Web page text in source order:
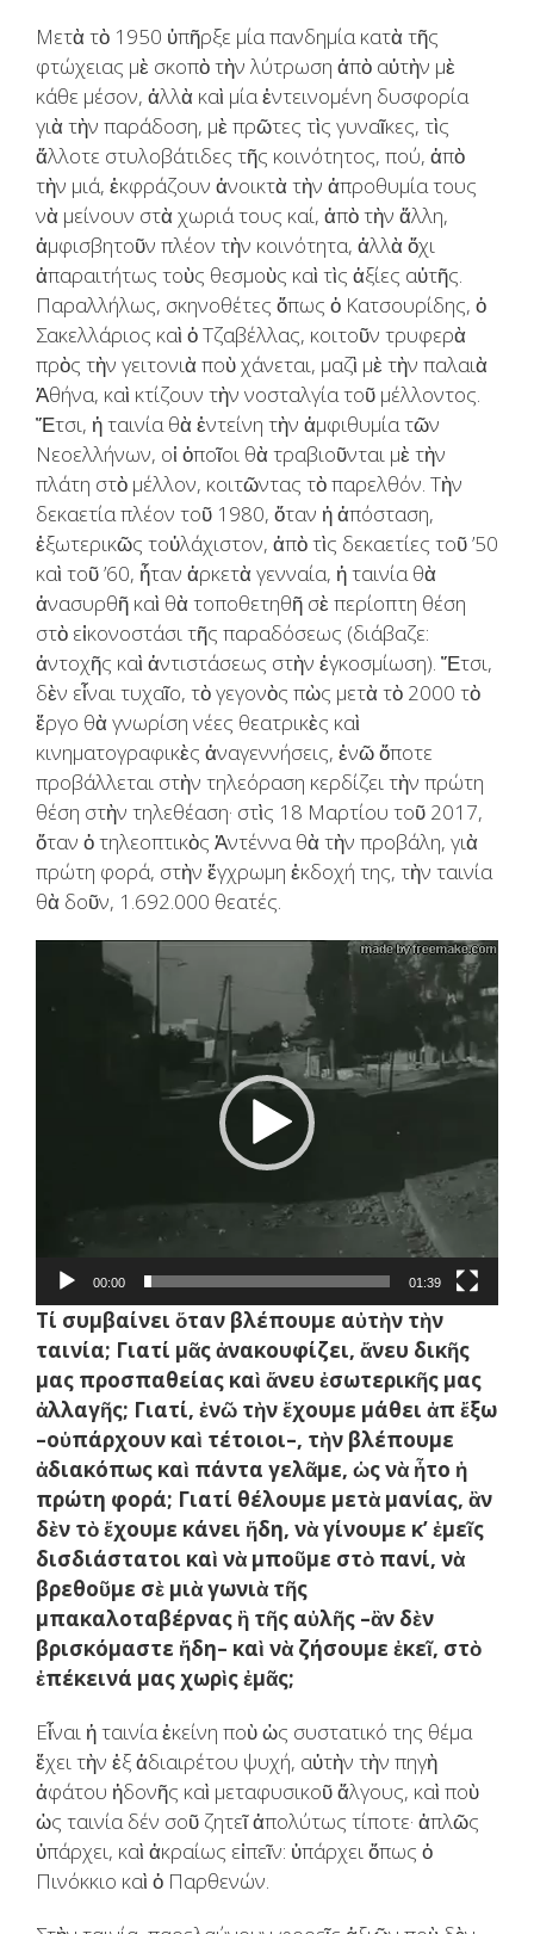
Μετὰ τὸ 1950 ὑπῆρξε μία πανδημία κατὰ τῆς
φτώχειας μὲ σκοπὸ τὴν λύτρωση ἀπὸ αὐτὴν μὲ
κάθε μέσον, ἀλλὰ καὶ μία ἐντεινομένη δυσφορία
γιὰ τὴν παράδοση, μὲ πρῶτες τὶς γυναῖκες, τὶς
ἄλλοτε στυλοβάτιδες τῆς κοινότητος, πού, ἀπὸ
τὴν μιά, ἐκφράζουν ἀνοικτὰ τὴν ἀπροθυμία τους
νὰ μείνουν στὰ χωριά τους καί, ἀπὸ τὴν ἄλλη,
ἀμφισβητοῦν πλέον τὴν κοινότητα, ἀλλὰ ὄχι
ἀπαραιτήτως τοὺς θεσμοὺς καὶ τὶς ἀξίες αὐτῆς.
Παραλλήλως, σκηνοθέτες ὅπως ὁ Κατσουρίδης, ὁ
Σακελλάριος καὶ ὁ Τζαβέλλας, κοιτοῦν τρυφερὰ
πρὸς τὴν γειτονιὰ ποὺ χάνεται, μαζὶ μὲ τὴν παλαιὰ
Ἀθήνα, καὶ κτίζουν τὴν νοσταλγία τοῦ μέλλοντος.
Ἔτσι, ἡ ταινία θὰ ἐντείνη τὴν ἀμφιθυμία τῶν
Νεοελλήνων, οἱ ὁποῖοι θὰ τραβιοῦνται μὲ τὴν
πλάτη στὸ μέλλον, κοιτῶντας τὸ παρελθόν. Τὴν
δεκαετία πλέον τοῦ 1980, ὅταν ἡ ἀπόσταση,
ἐξωτερικῶς τοὐλάχιστον, ἀπὸ τὶς δεκαετίες τοῦ ’50
καὶ τοῦ ’60, ἦταν ἀρκετὰ γενναία, ἡ ταινία θὰ
ἀνασυρθῆ καὶ θὰ τοποθετηθῆ σὲ περίοπτη θέση
στὸ εἰκονοστάσι τῆς παραδόσεως (διάβαζε:
ἀντοχῆς καὶ ἀντιστάσεως στὴν ἐγκοσμίωση). Ἔτσι,
δὲν εἶναι τυχαῖο, τὸ γεγονὸς πὼς μετὰ τὸ 2000 τὸ
ἔργο θὰ γνωρίση νέες θεατρικὲς καὶ
κινηματογραφικὲς ἀναγεννήσεις, ἐνῶ ὅποτε
προβάλλεται στὴν τηλεόραση κερδίζει τὴν πρώτη
θέση στὴν τηλεθέαση· στὶς 18 Μαρτίου τοῦ 2017,
ὅταν ὁ τηλεοπτικὸς Ἀντέννα θὰ τὴν προβάλη, γιὰ
πρώτη φορά, στὴν ἔγχρωμη ἐκδοχή της, τὴν ταινία
θὰ δοῦν, 1.692.000 θεατές.
00:00 01:39
Τί συμβαίνει ὅταν βλέπουμε αὐτὴν τὴν
ταινία; Γιατί μᾶς ἀνακουφίζει, ἄνευ δικῆς
μας προσπαθείας καὶ ἄνευ ἐσωτερικῆς μας
ἀλλαγῆς; Γιατί, ἐνῶ τὴν ἔχουμε μάθει ἀπ ἔξω
–οὑπάρχουν καὶ τέτοιοι–, τὴν βλέπουμε
ἀδιακόπως καὶ πάντα γελᾶμε, ὡς νὰ ἦτο ἡ
πρώτη φορά; Γιατί θέλουμε μετὰ μανίας, ἂν
δὲν τὸ ἔχουμε κάνει ἤδη, νὰ γίνουμε κ’ ἐμεῖς
δισδιάστατοι καὶ νὰ μποῦμε στὸ πανί, νὰ
βρεθοῦμε σὲ μιὰ γωνιὰ τῆς
μπακαλοταβέρνας ἢ τῆς αὐλῆς –ἂν δὲν
βρισκόμαστε ἤδη– καὶ νὰ ζήσουμε ἐκεῖ, στὸ
ἐπέκεινά μας χωρὶς ἐμᾶς;
Εἶναι ἡ ταινία ἐκείνη ποὺ ὡς συστατικό της θέμα
ἔχει τὴν ἐξ ἀδιαιρέτου ψυχή, αὐτὴν τὴν πηγὴ
ἀφάτου ἡδονῆς καὶ μεταφυσικοῦ ἄλγους, καὶ ποὺ
ὡς ταινία δέν σοῦ ζητεῖ ἀπολύτως τίποτε· ἁπλῶς
ὑπάρχει, καὶ ἀκραίως εἰπεῖν: ὑπάρχει ὅπως ὁ
Πινόκκιο καὶ ὁ Παρθενών.